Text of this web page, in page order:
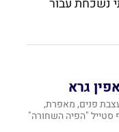
נשכחת עבור
גרא
פנים, מאפרת,
סטייל "הפיה השחורה"